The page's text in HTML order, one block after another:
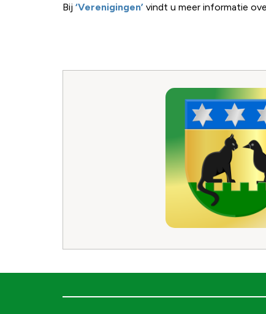
Bij ‘Verenigingen’ vindt u meer informatie